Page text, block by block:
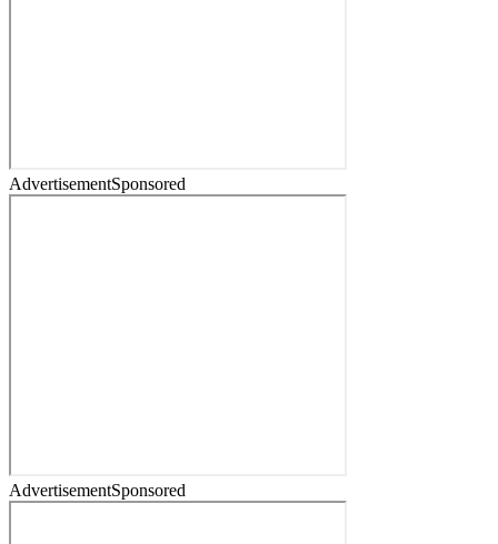
AdvertisementSponsored
AdvertisementSponsored